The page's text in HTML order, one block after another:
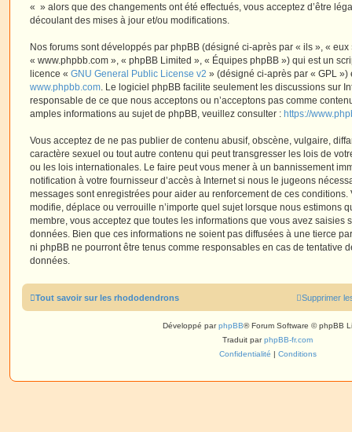
« » alors que des changements ont été effectués, vous acceptez d’être
découlant des mises à jour et/ou modifications.
Nos forums sont développés par phpBB (désigné ci-après par « ils », «
« www.phpbb.com », « phpBB Limited », « Équipes phpBB ») qui est un
licence « GNU General Public License v2 » (désigné ci-après par « GPL
www.phpbb.com. Le logiciel phpBB facilite seulement les discussions sur
responsable de ce que nous acceptons ou n’acceptons pas comme
amples informations au sujet de phpBB, veuillez consulter : https://
Vous acceptez de ne pas publier de contenu abusif, obscène, vulgaire,
caractère sexuel ou tout autre contenu qui peut transgresser les lois de
ou les lois internationales. Le faire peut vous mener à un bannissement
notification à votre fournisseur d’accès à Internet si nous le jugeons
messages sont enregistrées pour aider au renforcement de ces
modifie, déplace ou verrouille n’importe quel sujet lorsque nous estimons
membre, vous acceptez que toutes les informations que vous avez saisies
données. Bien que ces informations ne soient pas diffusées à une tierce
ni phpBB ne pourront être tenus comme responsables en cas de tentative
données.
Tout savoir sur les rhododendrons Supprimer
Développé parphpBB® Forum Software © phpBB
Traduit parphpBB-fr.com
Confidentialité | Conditions